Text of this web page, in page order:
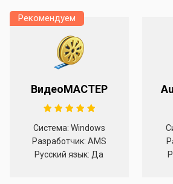
Рекомендуем
ВидеоМАСТЕР
Система: Windows
Разработчик: AMS
Русский язык: Да